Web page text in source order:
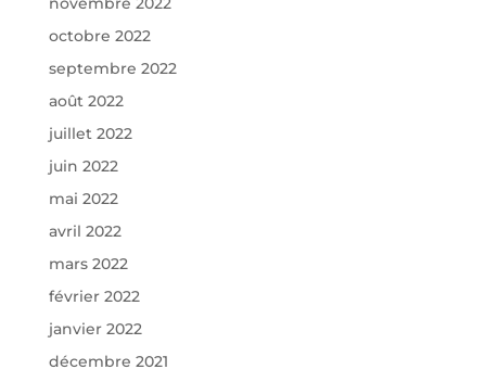
octobre 2022
septembre 2022
août 2022
juillet 2022
juin 2022
mai 2022
avril 2022
mars 2022
février 2022
janvier 2022
décembre 2021